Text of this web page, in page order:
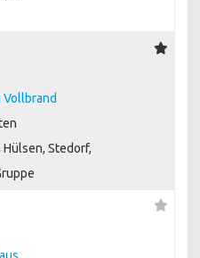
Vollbrand
Stedorf,